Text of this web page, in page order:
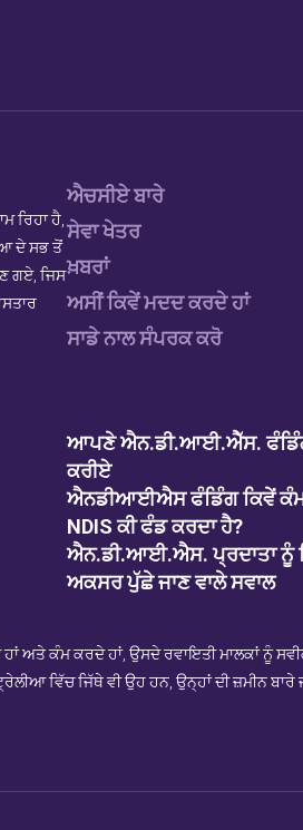
ਰਿਹਾ ਹੈ,
ਦੇ ਸਭ ਤੋਂ
ਗਏ, ਜਿਸ
ਐਚਸੀਏ ਬਾਰੇ
ਸੇਵਾ ਖੇਤਰ
ਖ਼ਬਰਾਂ
ਅਸੀਂ ਕਿਵੇਂ ਮਦਦ ਕਰਦੇ ਹਾਂ
ਸਾਡੇ ਨਾਲ ਸੰਪਰਕ ਕਰੋ
ਆਪਣੇ ਐਨ.ਡੀ.ਆਈ.ਐੱਸ. ਫੰਡਿੰਗ
ਕਰੀਏ
ਐਨਡੀਆਈਐਸ ਫੰਡਿੰਗ ਕਿਵੇਂ ਕੰਮ
NDIS ਕੀ ਫੰਡ ਕਰਦਾ ਹੈ?
ਐਨ.ਡੀ.ਆਈ.ਐਸ. ਪ੍ਰਦਾਤਾ ਨੂੰ
ਅਕਸਰ ਪੁੱਛੇ ਜਾਣ ਵਾਲੇ ਸਵਾਲ
ਕੰਮ ਕਰਦੇ ਹਾਂ, ਉਸਦੇ ਰਵਾਇਤੀ ਮਾਲਕਾਂ ਨੂੰ
ਵਿੱਚ ਜਿੱਥੇ ਵੀ ਉਹ ਹਨ, ਉਨ੍ਹਾਂ ਦੀ ਜ਼ਮੀਨ